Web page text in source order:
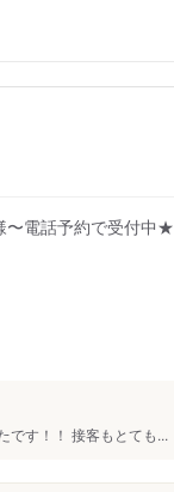
〜電話予約で受付中★
です！！ 接客もとても...